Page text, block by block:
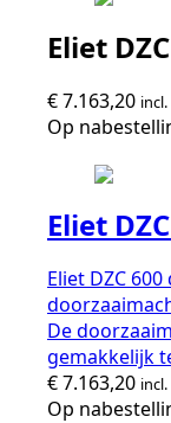
Eliet
€7.163,20
Op
Eliet
Eliet DZC
De
gemakkelijk
€7.163,20
Op